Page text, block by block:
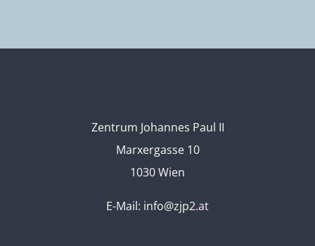
Zentrum Johannes Paul II
Marxergasse 10
1030 Wien
E-Mail: info@zjp2.at